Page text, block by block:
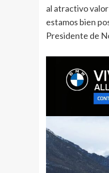
al atractivo
estamos bien
Presidente de